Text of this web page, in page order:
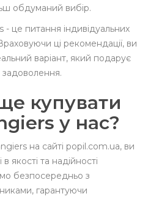
обдуманий вибір.
це питання індивідуальних
ці рекомендації, ви
варіант, який подарує
купувати
у нас?
на сайті popil.com.ua, ви
якості та надійності
безпосередньо з
гарантуючи